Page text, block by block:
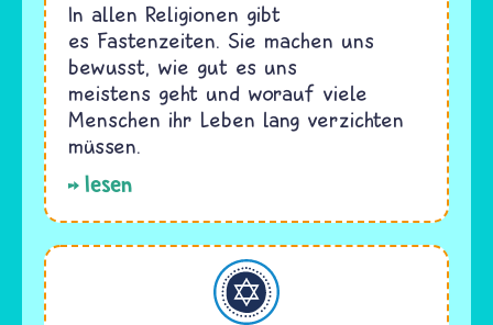
In allen Religionen gibt
es Fastenzeiten. Sie machen uns
bewusst, wie gut es uns
meistens geht und worauf viele
Menschen ihr Leben lang verzichten
müssen.
lesen
Judentum